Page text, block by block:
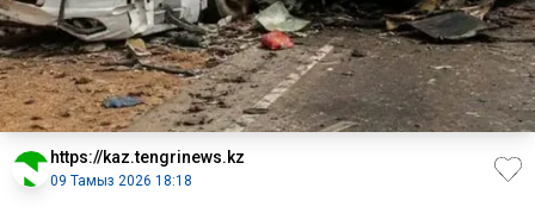
https://kaz.tengrinews.kz
09 Тамыз 2026 18:18